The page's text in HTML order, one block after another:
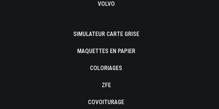
VOLVO
SIMULATEUR CARTE GRISE
MAQUETTES EN PAPIER
COLORIAGES
ZFE
COVOITURAGE